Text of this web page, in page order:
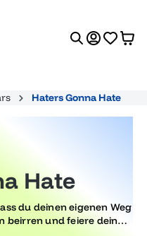
Haters Gonna Hate
Hate
du deinen eigenen Weg
beirren und feiere deinen